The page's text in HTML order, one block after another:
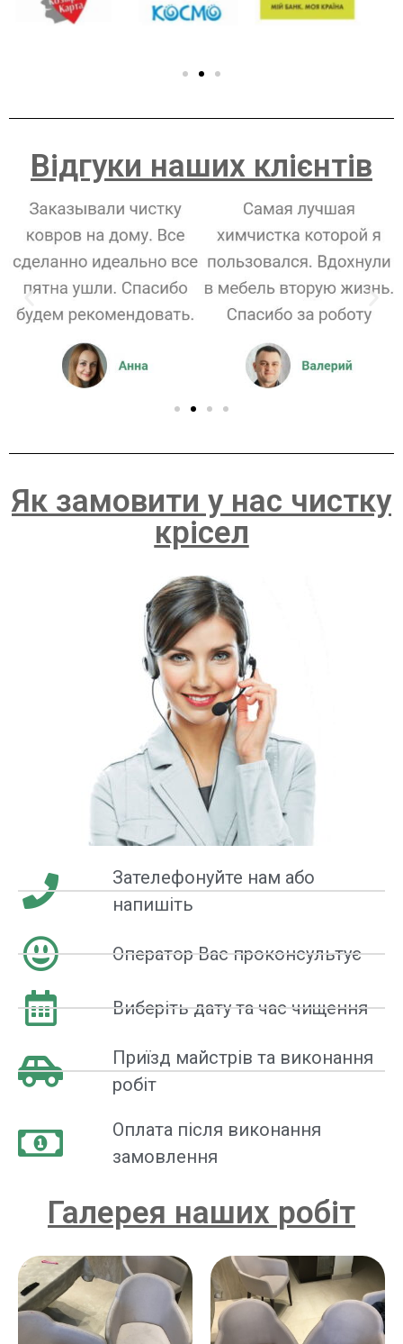
Відгуки наших клієнтів
Як замовити у нас чистку
крісел
Зателефонуйте нам або
напишіть
Оператор Вас проконсультує
Виберіть дату та час чищення
Приїзд майстрів та виконання
робіт
Оплата після виконання
замовлення
Галерея наших робіт